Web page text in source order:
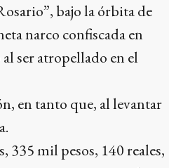
bajo la órbita de
narco confiscada en
ser atropellado en el
en tanto que, al levantar
335 mil pesos, 140 reales,